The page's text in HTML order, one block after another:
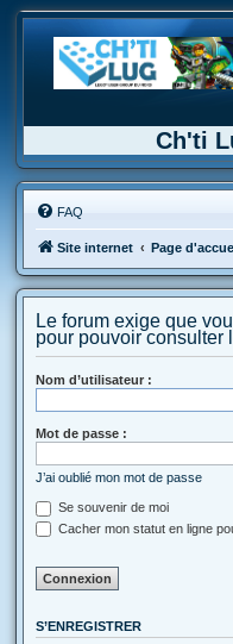
Ch'ti
FAQ
Site internet Page
Le forum exige que
pour pouvoir consulter
Nom d’utilisateur :
Mot de passe :
J’ai oublié mon mot de passe
Se souvenir de moi
Cacher mon statut en ligne
S’ENREGISTRER